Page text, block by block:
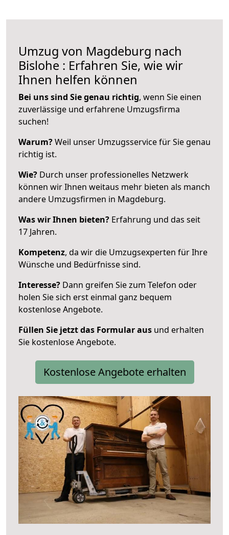
Umzug von Magdeburg nach
Bislohe : Erfahren Sie, wie wir
Ihnen helfen können
Bei uns sind Sie genau richtig, wenn Sie einen
zuverlässige und erfahrene Umzugsfirma
suchen!
Warum?Weil unser Umzugsservice für Sie genau
richtig ist.
Wie? Durch unser professionelles Netzwerk
können wir Ihnen weitaus mehr bieten als manch
andere Umzugsfirmen in Magdeburg.
Was wir Ihnen bieten? Erfahrung und das seit
17 Jahren.
Kompetenz, da wir die Umzugsexperten für Ihre
Wünsche und Bedürfnisse sind.
Interesse? Dann greifen Sie zum Telefon oder
holen Sie sich erst einmal ganz bequem
kostenlose Angebote.
Füllen Sie jetzt das Formular aus und erhalten
Sie kostenlose Angebote.
Kostenlose Angebote erhalten